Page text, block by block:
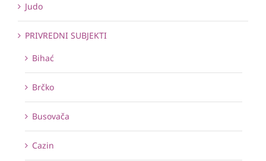
Judo
PRIVREDNI SUBJEKTI
Bihać
Brčko
Busovača
Cazin